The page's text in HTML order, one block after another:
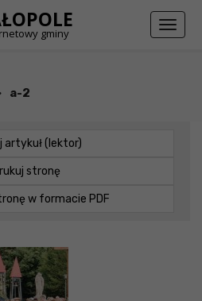
gminy
Toggle
a-2
(lektor)
stronę
w formacie PDF